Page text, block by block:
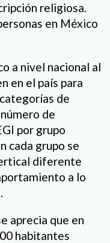
religiosa.
en México
a nivel nacional al
en el país para
de
de
por grupo
cada grupo se
diferente
a lo
aprecia que en
habitantes